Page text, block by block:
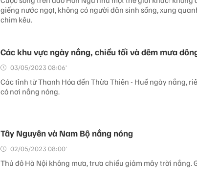
giếng nước ngọt, không có người dân sinh sống, xung
chim kêu.
Các khu vực ngày nắng, chiều tối và đêm mưa
03/05/2023 08:06’
Các tỉnh từ Thanh Hóa đến Thừa Thiên - Huế ngày nắng,
có nơi nắng nóng.
Tây Nguyên và Nam Bộ nắng nóng
02/05/2023 08:00’
Thủ đô Hà Nội không mưa, trưa chiều giảm mây trời nắng.